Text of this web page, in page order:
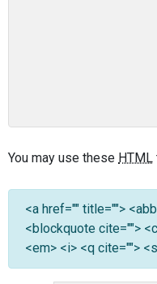
You may use these HTML
<a href="" title="">
<blockquote cite="">
<em> <i> <q cite="">